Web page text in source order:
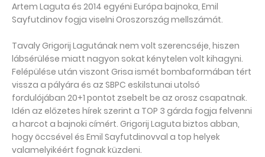
Artem Laguta és 2014 egyéni Európa bajnoka, Emil
Sayfutdinov fogja viselni Oroszország mellszámát.
Tavaly Grigorij Lagutának nem volt szerencséje, hiszen
lábsérülése miatt nagyon sokat kénytelen volt kihagyni.
Felépülése után viszont Grisa ismét bombaformában tért
vissza a pályára és az SBPC eskilstunai utolsó
fordulójában 20+1 pontot zsebelt be az orosz csapatnak.
Idén az előzetes hírek szerint a TOP 3 gárda fogja felvenni
a harcot a bajnoki címért. Grigorij Laguta biztos abban,
hogy öccsével és Emil Sayfutdinovval a top helyek
valamelyikéért fognak küzdeni.